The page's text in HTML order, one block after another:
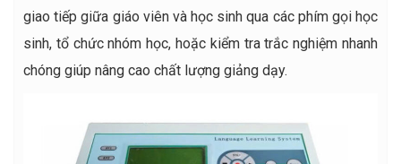
giao tiếp giữa giáo viên và học sinh qua các phím gọi học
sinh, tổ chức nhóm học, hoặc kiểm tra trắc nghiệm nhanh
chóng giúp nâng cao chất lượng giảng dạy.